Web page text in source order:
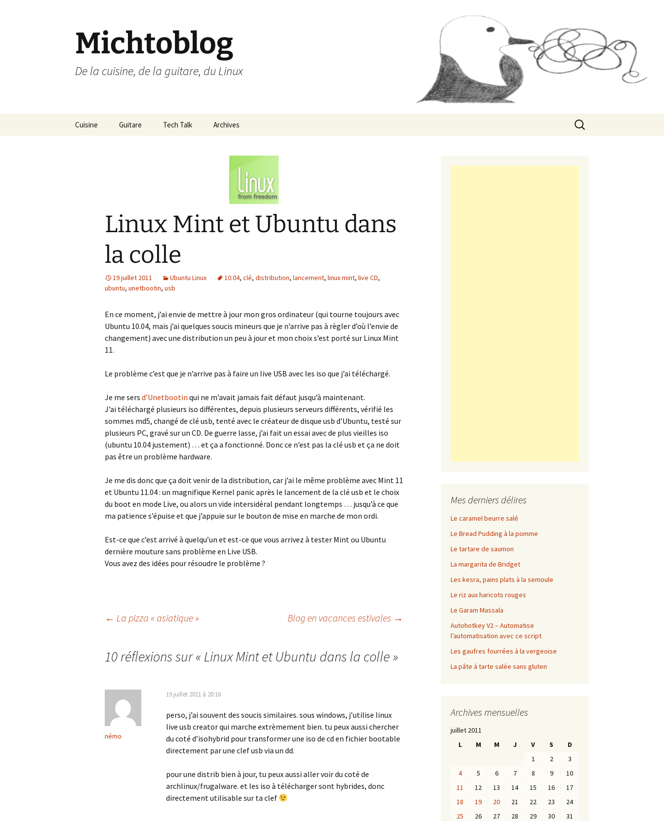
Michtoblog
De la cuisine, de la guitare, du Linux
Cuisine Guitare Tech Talk Archives
Rechercher :
Linux Mint et Ubuntu dans
la colle
19 juillet 2011 Ubuntu Linux 10.04, clé, distribution, lancement, linux mint, live CD,
ubuntu, unetbootin, usb
En ce moment, j’ai envie de mettre à jour mon gros ordinateur (qui tourne toujours avec
Ubuntu 10.04, mais j’ai quelques soucis mineurs que je n’arrive pas à règler d’où l’envie de
changement) avec une distribution un peu à jour et mon choix s’est porté sur Linux Mint
11.
Le problème c’est que je n’arrive pas à faire un live USB avec les iso que j’ai téléchargé.
Je me sers d’Unetbootin qui ne m’avait jamais fait défaut jusqu’à maintenant.
J’ai téléchargé plusieurs iso différentes, depuis plusieurs serveurs différents, vérifié les
sommes md5, changé de clé usb, tenté avec le créateur de disque usb d’Ubuntu, testé sur
plusieurs PC, gravé sur un CD. De guerre lasse, j’ai fait un essai avec de plus vieilles iso
(ubuntu 10.04 justement) … et ça a fonctionné. Donc ce n’est pas la clé usb et ça ne doit
pas être un problème hardware.
Je me dis donc que ça doit venir de la distribution, car j’ai le même problème avec Mint 11
et Ubuntu 11.04 : un magnifique Kernel panic après le lancement de la clé usb et le choix
du boot en mode Live, ou alors un vide intersidéral pendant longtemps … jusqu’à ce que
ma patience s’épuise et que j’appuie sur le bouton de mise en marche de mon ordi.
Est-ce que c’est arrivé à quelqu’un et est-ce que vous arrivez à tester Mint ou Ubuntu
dernière mouture sans problème en Live USB.
Vous avez des idées pour résoudre le problème ?
Navigation
← La pizza « asiatique » Blog en vacances estivales →
10 réflexions sur « Linux Mint et Ubuntu dans la colle»
némo
19 juillet 2011 à 20:16
perso, j’ai souvent des soucis similaires. sous windows, j’utilise linux
live usb creator qui marche extrèmement bien. tu peux aussi chercher
du coté d’isohybrid pour transformer une iso de cd en fichier bootable
directement par une clef usb via un dd.
pour une distrib bien à jour, tu peux aussi aller voir du coté de
archlinux/frugalware. et les iso à télécharger sont hybrides, donc
directement utilisable sur ta clef
Mes derniers délires
Le caramel beurre salé
Le Bread Pudding à la pomme
Le tartare de saumon
La margarita de Bridget
Les kesra, pains plats à la semoule
Le riz aux haricots rouges
Le Garam Massala
Autohotkey V2 – Automatise
l’automatisation avec ce script
Les gaufres fourrées à la vergeoise
La pâte à tarte salée sans gluten
Archives mensuelles
juillet 2011
L
M M J V S
D
1
2
3
4
5 6 7 8 9
10
11
12 13 14 15 16
17
18
19 20 21 22 23
24
25
26 27 28 29 30
31